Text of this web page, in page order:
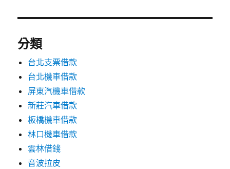
分類
台北支票借款
台北機車借款
屏東汽機車借款
新莊汽車借款
板橋機車借款
林口機車借款
雲林借錢
音波拉皮